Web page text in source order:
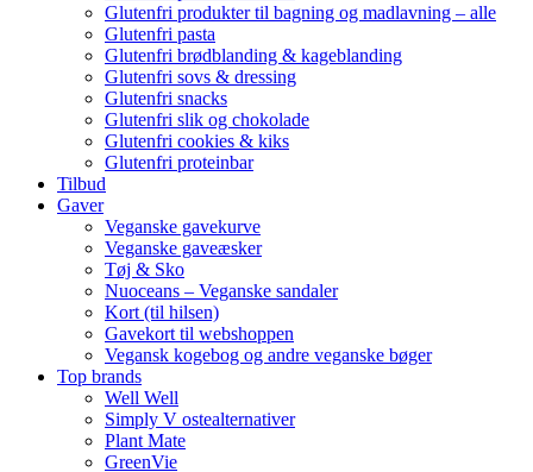
Glutenfri produkter til bagning og madlavning – alle
Glutenfri pasta
Glutenfri brødblanding & kageblanding
Glutenfri sovs & dressing
Glutenfri snacks
Glutenfri slik og chokolade
Glutenfri cookies & kiks
Glutenfri proteinbar
Tilbud
Gaver
Veganske gavekurve
Veganske gaveæsker
Tøj & Sko
Nuoceans – Veganske sandaler
Kort (til hilsen)
Gavekort til webshoppen
Vegansk kogebog og andre veganske bøger
Top brands
Well Well
Simply V ostealternativer
Plant Mate
GreenVie